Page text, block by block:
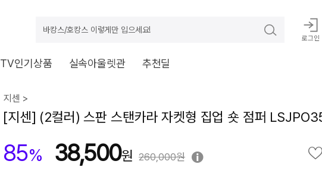
바캉스/호캉스 이렇게만 입으세요!
로그인
TV인기상품 실속아울렛관 추천딜
지센 >
[지센] (2컬러) 스판 스탠카라 자켓형 집업 숏 점퍼
85% 38,500 260,000원